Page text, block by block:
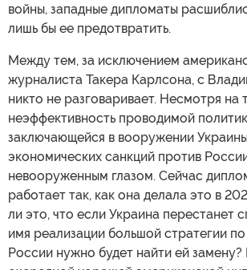
войны, западные дипломаты
лишь бы ее предотвратить.
Между тем, за исключением
журналиста Такера Карлсона, с
никто не разговаривает. Несмотря на
неэффективность проводимой
заключающейся в вооружении
экономических санкций против
невооруженным глазом. Сейчас
работает так, как она делала это в
ли это, что если Украина перестанет
имя реализации большой стратегии
России нужно будет найти ей замену?